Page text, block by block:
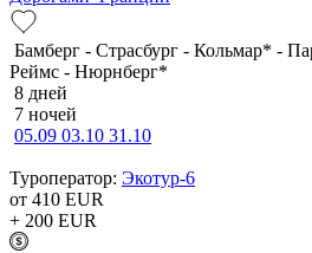
Бамберг - Страсбург - Кольмар* -
Реймс - Нюрнберг*
8 дней
7 ночей
05.09 03.10 31.10
Туроператор: Экотур-6
от 410 EUR
+ 200 EUR